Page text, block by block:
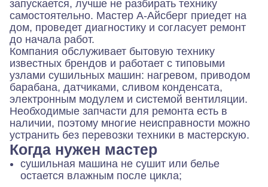
запускается, лучше не разбирать технику
самостоятельно. Мастер А-Айсберг приедет на
дом, проведет диагностику и согласует ремонт
до начала работ.
Компания обслуживает бытовую технику
известных брендов и работает с типовыми
узлами сушильных машин: нагревом, приводом
барабана, датчиками, сливом конденсата,
электронным модулем и системой вентиляции.
Необходимые запчасти для ремонта есть в
наличии, поэтому многие неисправности можно
устранить без перевозки техники в мастерскую.
Когда нужен мастер
сушильная машина не сушит или белье
остается влажным после цикла;